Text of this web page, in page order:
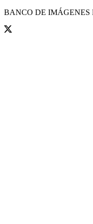
BANCO DE IMÁGENES